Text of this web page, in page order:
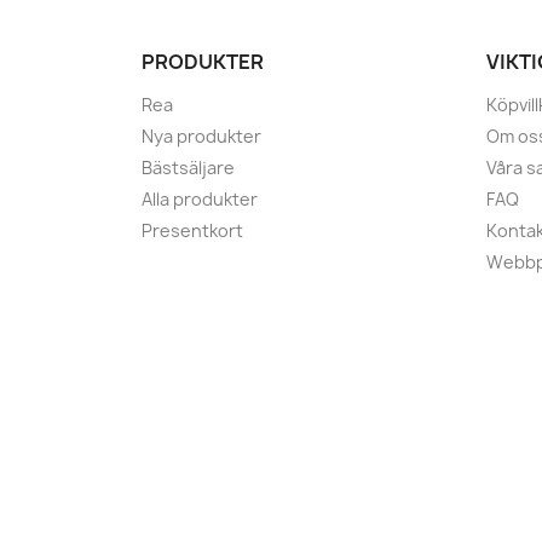
PRODUKTER
Rea
Nya produkter
Bästsäljare
Alla produkter
Presentkort
Om
Våra
FAQ